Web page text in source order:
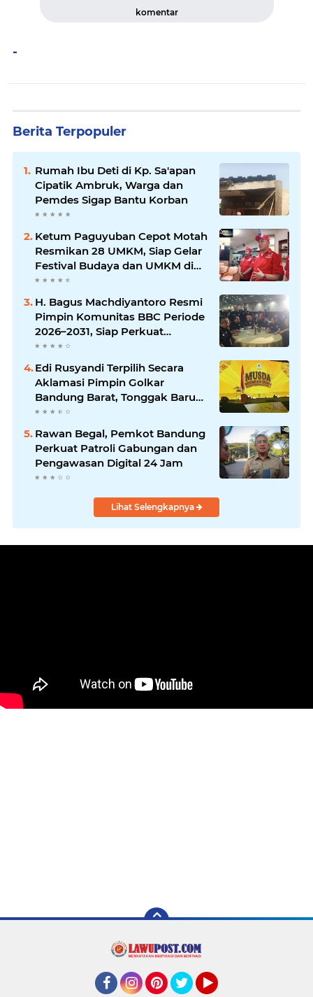
komentar
-
Berita Terpopuler
Rumah Ibu Deti di Kp. Sa'apan
Cipatik Ambruk, Warga dan
Pemdes Sigap Bantu Korban
Ketum Paguyuban Cepot Motah
Resmikan 28 UMKM, Siap Gelar
Festival Budaya dan UMKM di
Jalan Braga
H. Bagus Machdiyantoro Resmi
Pimpin Komunitas BBC Periode
2026–2031, Siap Perkuat
Solidaritas dan Hadirkan
Masyarakat
Edi Rusyandi Terpilih Secara
Aklamasi Pimpin Golkar
Bandung Barat, Tonggak Baru
Kepemimpinan Harmonis
Rawan Begal, Pemkot Bandung
Perkuat Patroli Gabungan dan
Pengawasan Digital 24 Jam
Lihat Selengkapnya